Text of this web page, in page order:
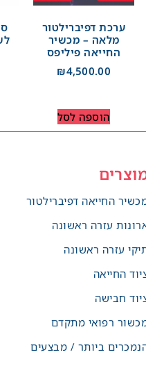
ערכת דפיברילטור
מלאה – מכשיר
החייאה פיליפס
₪4,500.00
הוספה לסל
החייאה דפיברילטור
עזרה ראשונה
עזרה ראשונה
החייאה
חבישה
רפואי מתקדם
ביותר / מבצעים